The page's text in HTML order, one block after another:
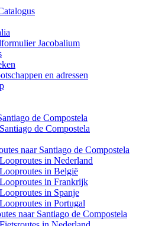
Jacobalium
en adressen
de Compostela
de Compostela
naar Santiago de Compostela
Looproutes in Nederland
Looproutes in België
Looproutes in Frankrijk
Looproutes in Spanje
Looproutes in Portugal
naar Santiago de Compostela